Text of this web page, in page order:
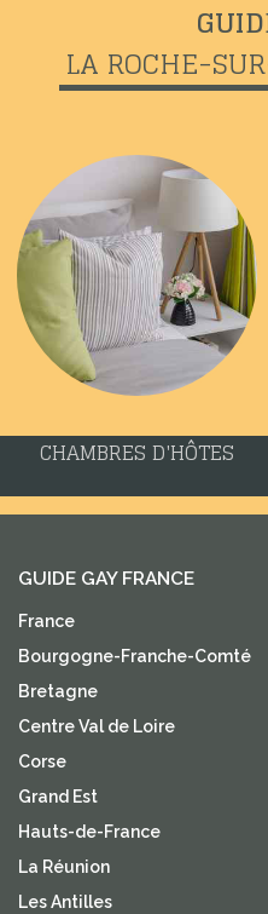
LA ROCHE-
CHAMBRES D'HÔTES
GUIDE GAY FRANCE
France
Bourgogne-Franche-Comté
Bretagne
Centre Val de Loire
Corse
Grand Est
Hauts-de-France
La Réunion
Les Antilles